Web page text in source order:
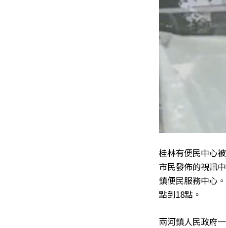
桂林有便民中心
市民發佈的視訊
鎮便民服務中心
點到18點。
兩河鎮人民政府